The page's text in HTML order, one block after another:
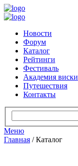
Новости
Форум
Каталог
Рейтинги
Фестиваль
Академия виски
Путешествия
Контакты
Меню
Главная /Каталог